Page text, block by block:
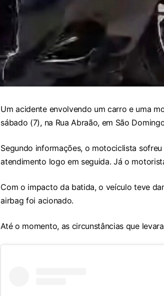
Um acidente envolvendo um carro e uma
sábado (7), na Rua Abraão, em São
Segundo informações, o motociclista
atendimento logo em seguida. Já o
Com o impacto da batida, o veículo teve
airbag foi acionado.
Até o momento, as circunstâncias que